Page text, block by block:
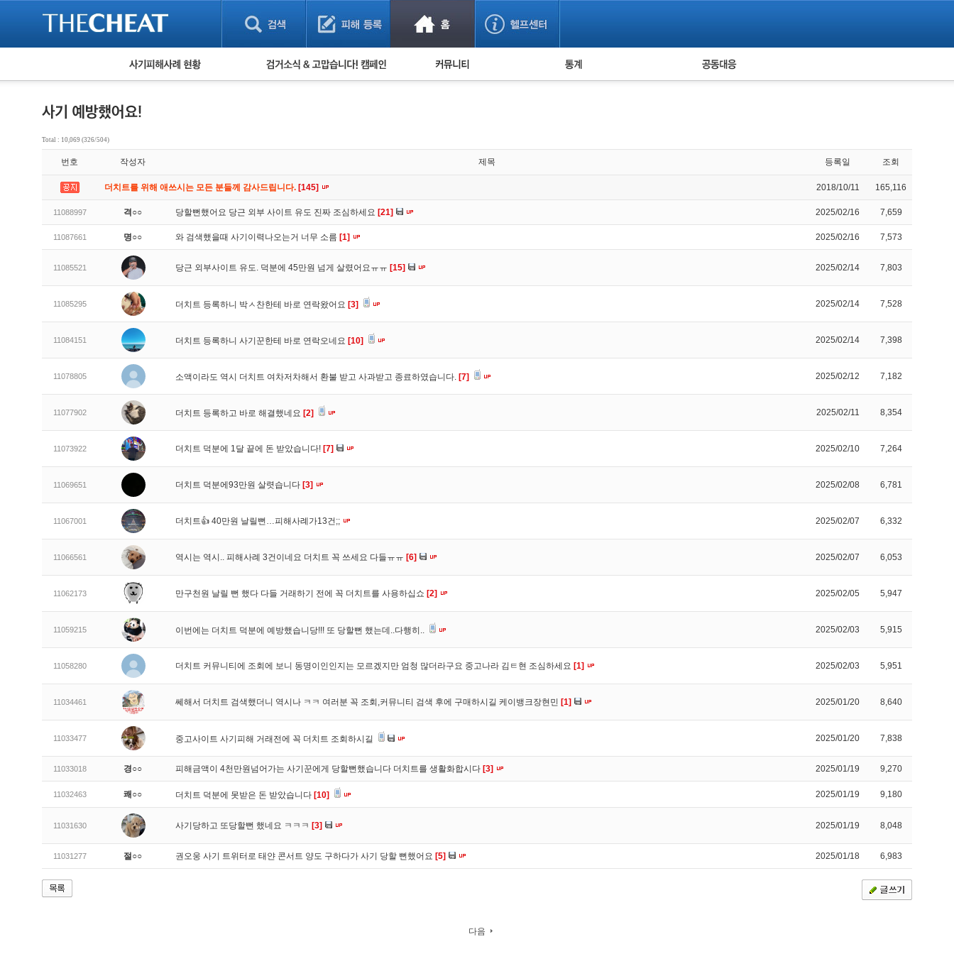
피해사례 현황
게임 · 비실물 피해사례
유해사이트 목록
비공개 피해사례
검거 소식 사기 예방했어요!
사기방지 아이디어
금융사기 관련 영상
누적 피해사례 통계 피해자 공동대응
Total : 10,069 (326/504)
번호 작성자 제목 등록일 조회
더치트를 위해 애쓰시는 모든 분들께 감사드립니다. [145] 2018/10/11 165,116
11088997 격○○ 당할뻔했어요 당근 외부 사이트 유도 진짜 조심하세요 [21] 2025/02/16 7,659
11087661 명○○ 와 검색했을때 사기이력나오는거 너무 소름 [1] 2025/02/16 7,573
11085521 당근 외부사이트 유도. 덕분에 45만원 넘게 살렸어요ㅠㅠ [15] 2025/02/14 7,803
11085295 더치트 등록하니 박ㅅ찬한테 바로 연락왔어요 [3] 2025/02/14 7,528
11084151 더치트 등록하니 사기꾼한테 바로 연락오네요 [10] 2025/02/14 7,398
11078805 소액이라도 역시 더치트 여차저차해서 환불 받고 사과받고 종료하였습니다. [7] 2025/02/12 7,182
11077902 더치트 등록하고 바로 해결했네요 [2] 2025/02/11 8,354
11073922 더치트 덕분에 1달 끝에 돈 받았습니다! [7] 2025/02/10 7,264
11069651 더치트 덕분에93만원 살렷습니다 [3] 2025/02/08 6,781
11067001 더치트👍 40만원 날릴뻔…피해사례가13건;; 2025/02/07 6,332
11066561 역시는 역시.. 피해사례 3건이네요 더치트 꼭 쓰세요 다들ㅠㅠ [6] 2025/02/07 6,053
11062173 만구천원 날릴 뻔 했다 다들 거래하기 전에 꼭 더치트를 사용하십쇼 [2] 2025/02/05 5,947
11059215 이번에는 더치트 덕분에 예방했습니당!!! 또 당할뻔 했는데..다행히.. 2025/02/03 5,915
11058280 더치트 커뮤니티에 조회에 보니 동명이인인지는 모르겠지만 엄청 많더라구요 중고나라 김ㅌ현 조심하세요 [1] 2025/02/03 5,951
11034461 쎄해서 더치트 검색했더니 역시나 ㅋㅋ 여러분 꼭 조회,커뮤니티 검색 후에 구매하시길 케이뱅크장현민 [1] 2025/01/20 8,640
11033477 중고사이트 사기피해 거래전에 꼭 더치트 조회하시길 2025/01/20 7,838
11033018 경○○ 피해금액이 4천만원넘어가는 사기꾼에게 당할뻔했습니다 더치트를 생활화합시다 [3] 2025/01/19 9,270
11032463 쾌○○ 더치트 덕분에 못받은 돈 받았습니다 [10] 2025/01/19 9,180
11031630 사기당하고 또당할뻔 했네요 ㅋㅋㅋ [3] 2025/01/19 8,048
11031277 절○○ 권오웅 사기 트위터로 태얀 콘서트 양도 구하다가 사기 당할 뻔했어요 [5] 2025/01/18 6,983
다음